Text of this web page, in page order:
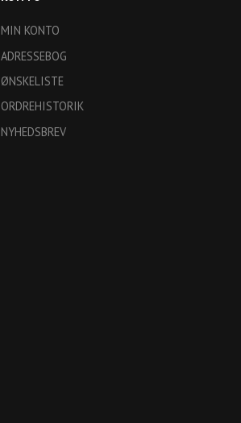
MIN KONTO
ADRESSEBOG
ØNSKELISTE
ORDREHISTORIK
NYHEDSBREV